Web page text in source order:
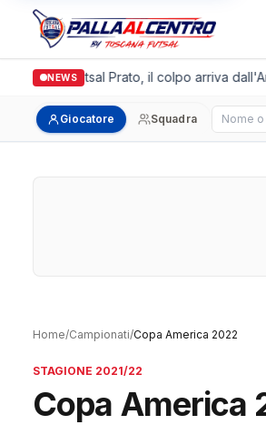
NEWS
Futsal Prato, il colpo arriva
Giocatore Squadra Cerca
Home/Campionati/Copa America 2022
STAGIONE 2021/22
Copa America